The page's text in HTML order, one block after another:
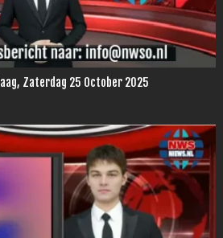
Zaterdag 25 October 2025